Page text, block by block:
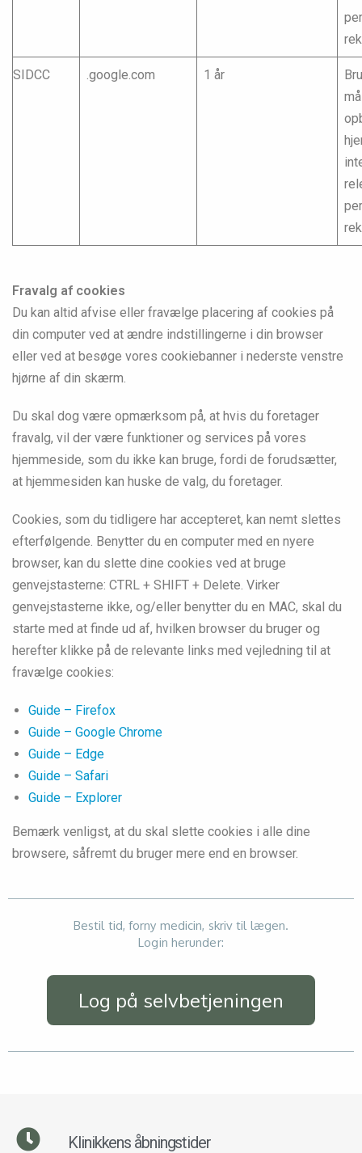
SIDCC .google.com 1 år
Fravalg af cookies
Du kan altid afvise eller fravælge placering af cookies på
din computer ved at ændre indstillingerne i din browser
eller ved at besøge vores cookiebanner i nederste venstre
hjørne af din skærm.
Du skal dog være opmærksom på, at hvis du foretager
fravalg, vil der være funktioner og services på vores
hjemmeside, som du ikke kan bruge, fordi de forudsætter,
at hjemmesiden kan huske de valg, du foretager.
Cookies, som du tidligere har accepteret, kan nemt slettes
efterfølgende. Benytter du en computer med en nyere
browser, kan du slette dine cookies ved at bruge
genvejstasterne: CTRL + SHIFT + Delete. Virker
genvejstasterne ikke, og/eller benytter du en MAC, skal du
starte med at finde ud af, hvilken browser du bruger og
herefter klikke på de relevante links med vejledning til at
fravælge cookies:
Guide – Firefox
Guide – Google Chrome
Guide – Edge
Guide – Safari
Guide – Explorer
Bemærk venligst, at du skal slette cookies i alle dine
browsere, såfremt du bruger mere end en browser.
Bestil tid, forny medicin, skriv til lægen.
Login herunder:
Log på selvbetjeningen
Klinikkens åbningstider